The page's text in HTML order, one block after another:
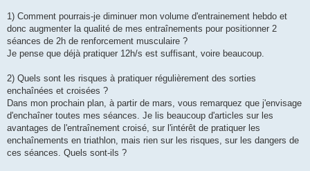
1) Comment pourrais-je diminuer mon volume d'entrainement hebdo et
donc augmenter la qualité de mes entraînements pour positionner 2
séances de 2h de renforcement musculaire ?
Je pense que déjà pratiquer 12h/s est suffisant, voire beaucoup.
2) Quels sont les risques à pratiquer régulièrement des sorties
enchaînées et croisées ?
Dans mon prochain plan, à partir de mars, vous remarquez que j'envisage
d'enchaîner toutes mes séances. Je lis beaucoup d'articles sur les
avantages de l'entraînement croisé, sur l'intérêt de pratiquer les
enchaînements en triathlon, mais rien sur les risques, sur les dangers de
ces séances. Quels sont-ils ?